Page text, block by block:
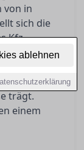
ablehnen
von in
sich die
Kfz-
ist,
trägt.
einem